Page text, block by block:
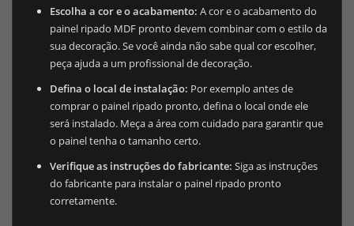
Escolha a cor e o acabamento: A cor e o acabamento do
painel ripado MDF pronto devem combinar com o estilo da
sua decoração. Se você ainda não sabe qual cor escolher,
peça ajuda a um profissional de decoração.
Defina o local de instalação: Por exemplo antes de
comprar o painel ripado pronto, defina o local onde ele
será instalado. Meça a área com cuidado para garantir que
o painel tenha o tamanho certo.
Verifique as instruções do fabricante: Siga as instruções
do fabricante para instalar o painel ripado pronto
corretamente.